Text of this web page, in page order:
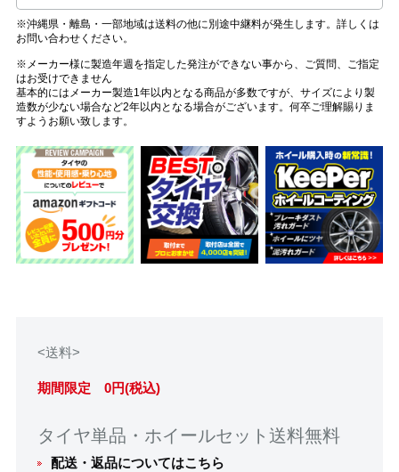
※沖縄県・離島・一部地域は送料の他に別途中継料が発生します。詳しくは
お問い合わせください。
※メーカー様に製造年週を指定した発注ができない事から、ご質問、ご指定
はお受けできません
基本的にはメーカー製造1年以内となる商品が多数ですが、サイズにより製
造数が少ない場合など2年以内となる場合がございます。何卒ご理解賜りま
すようお願い致します。
<送料>
期間限定 0円(税込)
タイヤ単品・ホイールセット送料無料
配送・返品についてはこちら